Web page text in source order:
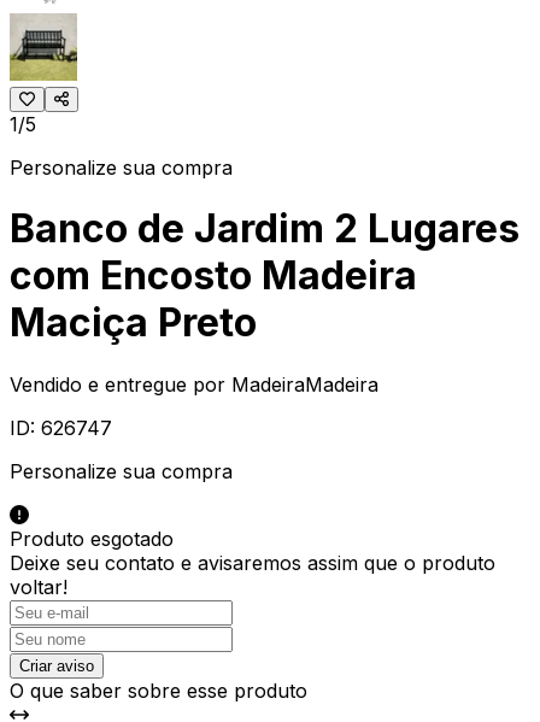
1/5
Personalize sua compra
Banco de Jardim 2 Lugares
com Encosto Madeira
Maciça Preto
Vendido e entregue por MadeiraMadeira
ID: 626747
Personalize sua compra
Produto esgotado
Deixe seu contato e avisaremos assim que o produto
voltar!
Criar aviso
O que saber sobre esse produto